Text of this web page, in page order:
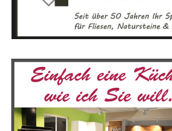
umge­setzt. Beson­ders spe­zia­li­siert
Instal­la­ti­on von Bal­kon­kraft­an­la­gen.
gen wur­den bereits erfolg­reich in
Ems­land mon­tiert, stets mit dem
nis­se zu erzielen.